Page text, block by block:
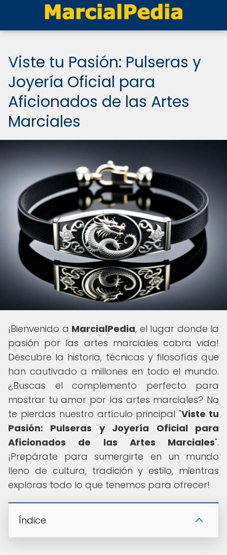
Viste tu Pasión: Pulseras y
Joyería Oficial para
Aficionados de las Artes
Marciales
¡Bienvenido a MarcialPedia, el lugar donde la
pasión por las artes marciales cobra vida!
Descubre la historia, técnicas y filosofías que
han cautivado a millones en todo el mundo.
¿Buscas el complemento perfecto para
mostrar tu amor por las artes marciales? No
te pierdas nuestro artículo principal "Viste tu
Pasión: Pulseras y Joyería Oficial para
Aficionados de las Artes Marciales".
¡Prepárate para sumergirte en un mundo
lleno de cultura, tradición y estilo, mientras
exploras todo lo que tenemos para ofrecer!
Índice